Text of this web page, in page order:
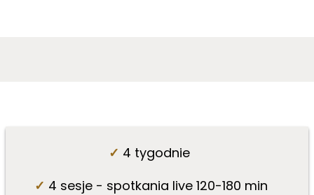
✓ 4 tygodnie
✓ 4 sesje - spotkania live 120-180 min